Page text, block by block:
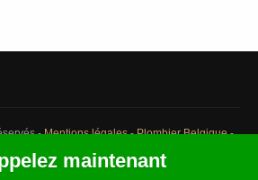
-Mentions légales-Plombier Belgique-
maintenant